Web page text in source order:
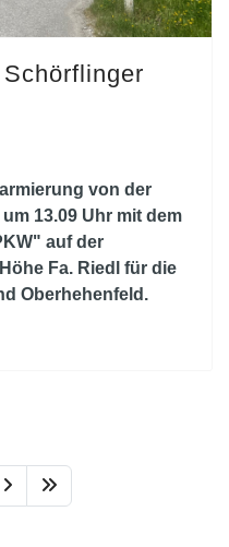
von der
13.09 Uhr mit dem
auf der
Fa. Riedl für die
Oberhehenfeld.